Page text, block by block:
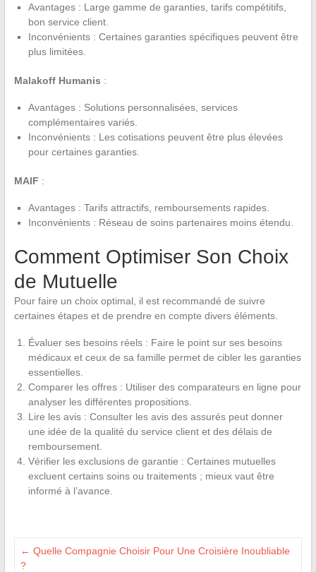
Avantages : Large gamme de garanties, tarifs compétitifs,
bon service client.
Inconvénients : Certaines garanties spécifiques peuvent être
plus limitées.
Malakoff Humanis :
Avantages : Solutions personnalisées, services
complémentaires variés.
Inconvénients : Les cotisations peuvent être plus élevées
pour certaines garanties.
MAIF :
Avantages : Tarifs attractifs, remboursements rapides.
Inconvénients : Réseau de soins partenaires moins étendu.
Comment Optimiser Son Choix
de Mutuelle
Pour faire un choix optimal, il est recommandé de suivre
certaines étapes et de prendre en compte divers éléments.
Évaluer ses besoins réels : Faire le point sur ses besoins
médicaux et ceux de sa famille permet de cibler les garanties
essentielles.
Comparer les offres : Utiliser des comparateurs en ligne pour
analyser les différentes propositions.
Lire les avis : Consulter les avis des assurés peut donner
une idée de la qualité du service client et des délais de
remboursement.
Vérifier les exclusions de garantie : Certaines mutuelles
excluent certains soins ou traitements ; mieux vaut être
informé à l’avance.
← Quelle Compagnie Choisir Pour Une Croisière Inoubliable
?